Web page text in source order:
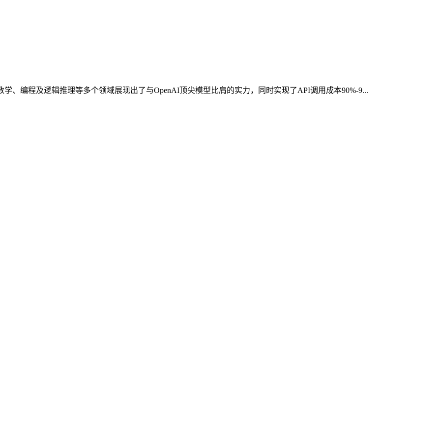
学、编程及逻辑推理等多个领域展现出了与OpenAI顶尖模型比肩的实力，同时实现了API调用成本90%-9...